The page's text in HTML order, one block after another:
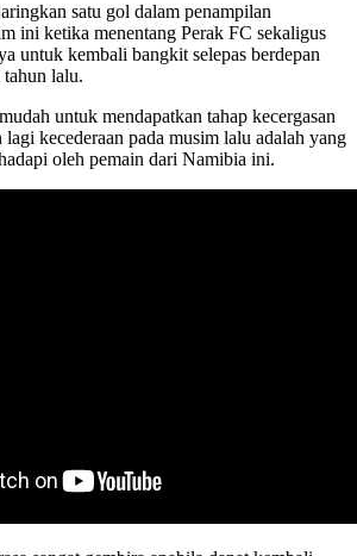
satu gol dalam penampilan
ini ketika menentang Perak FC sekaligus
untuk kembali bangkit selepas berdepan
tahun lalu.
untuk mendapatkan tahap kecergasan
kecederaan pada musim lalu adalah yang
oleh pemain dari Namibia ini.